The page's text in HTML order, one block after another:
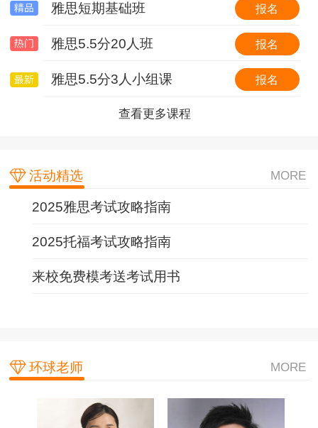
雅思短期基础班 报名
雅思5.5分20人班 报名
雅思5.5分3人小组课 报名
查看更多课程
托福基础班 报名
托福基础班（套班） 报名
0起点冲30分VIP6人班 报名
查看更多课程
环球国际游学简介 报名
报名
报名
查看更多课程
活动精选 MORE
2025雅思考试攻略指南
2025托福考试攻略指南
来校免费模考送考试用书
环球老师 MORE